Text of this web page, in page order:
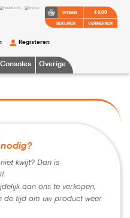
Consoles Overige
Registeren
0 ITEMS
BEKIJKEN
€ 0,00
VERWERKEN
kwijt? Dan is
aan ons te verkopen,
de tijd om uw product weer